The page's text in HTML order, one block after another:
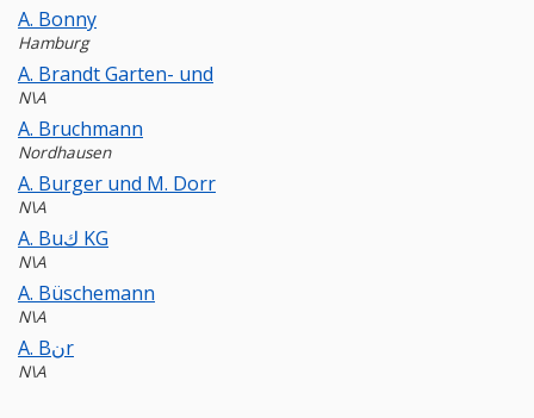
A. Bonny
Hamburg
A. Brandt Garten- und
N\A
A. Bruchmann
Nordhausen
A. Burger und M. Dorr
N\A
A. Buك KG
N\A
A. Büschemann
N\A
A. Bنr
N\A